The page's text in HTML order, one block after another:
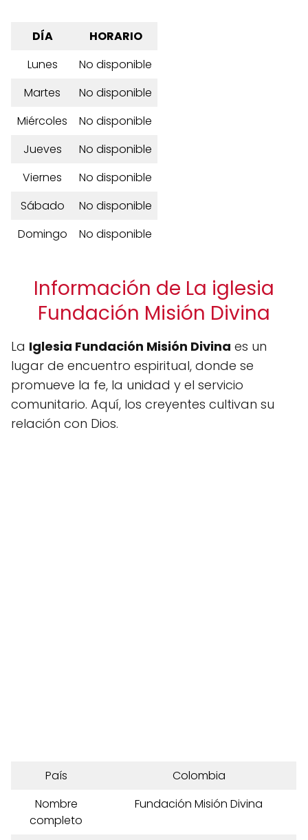
DÍA
HORARIO
Lunes
No disponible
Martes
No disponible
Miércoles
No disponible
Jueves
No disponible
Viernes
No disponible
Sábado
No disponible
Domingo
No disponible
Información de La iglesia
Fundación Misión Divina
La Iglesia Fundación Misión Divina es un
lugar de encuentro espiritual, donde se
promueve la fe, la unidad y el servicio
comunitario. Aquí, los creyentes cultivan su
relación con Dios.
País
Colombia
Nombre
completo
Fundación Misión Divina